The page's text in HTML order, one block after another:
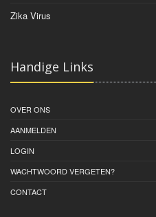
Zika Virus
Handige Links
OVER ONS
AANMELDEN
LOGIN
WACHTWOORD VERGETEN?
CONTACT